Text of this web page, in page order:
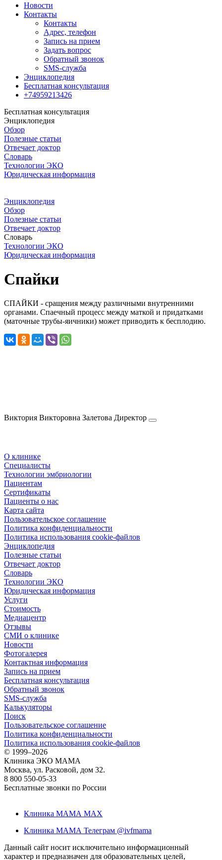
Новости
Контакты
Контакты
Адрес, телефон
Запись на прием
Задать вопрос
Обратный звонок
SMS-служба
Энциклопедия
Бесплатная консультация
+74959213426
Бесплатная консультация
Энциклопедия
Обзор
Полезные статьи
Отвечает доктор
Словарь
Технологии ЭКО
Юридическая информация
Энциклопедия
Обзор
Полезные статьи
Отвечает доктор
Словарь
Технологии ЭКО
Юридическая информация
Спайки
СПАЙКИ - сращения между различными внутренними
органами. Спаечный процесс между маткой и придатками
(маточные трубы-яичники) может приводить к бесплодию.
Виктория Викторовна Залетова Директор
О клинике
Специалисты
Технологии эмбриологии
Пациентам
Сертификаты
Пациенты о нас
Карта сайта
Пользовательское соглашение
Политика конфиденциальности
Политика использования cookie-файлов
Энциклопедия
Полезные статьи
Отвечает доктор
Словарь
Технологии ЭКО
Юридическая информация
Услуги
Стоимость
Медиацентр
Отзывы
СМИ о клинике
Новости
Фотогалерея
Контактная информация
Запись на прием
Бесплатная консультация
Обратный звонок
SMS-служба
Калькуляторы
Поиск
Пользовательское соглашение
Политика конфиденциальности
Политика использования cookie-файлов
© 1999–2026
Клиника ЭКО МАМА
Москва, ул. Расковой, дом 32.
8 800 550-05-33
Бесплатные звонки по России
Клиника МАМА MAX
Клиника МАМА Телеграм @ivfmama
Данный сайт носит исключительно информационный
характер и предназначен для образовательных целей,